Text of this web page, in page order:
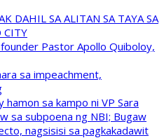
DAHIL SA ALITAN SA TAYA SA
CITY
Pastor Apollo Quiboloy,
sa impeachment,
sa kampo ni VP Sara
sa subpoena ng NBI; Bugaw
nagsisisi sa pagkakadawit